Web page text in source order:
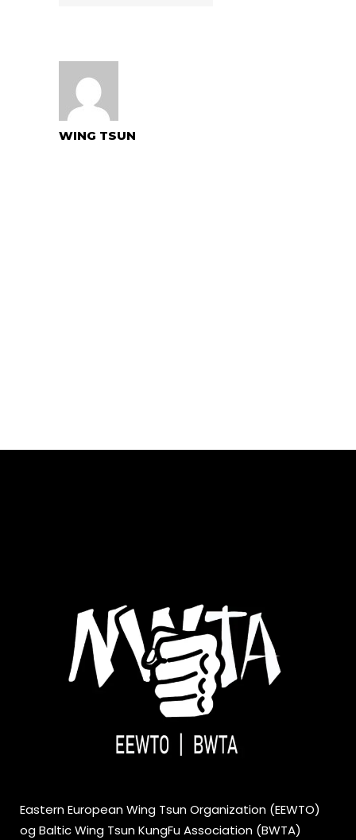
WING TSUN
Eastern European Wing Tsun Organization (EEWTO)
og Baltic Wing Tsun KungFu Association (BWTA)